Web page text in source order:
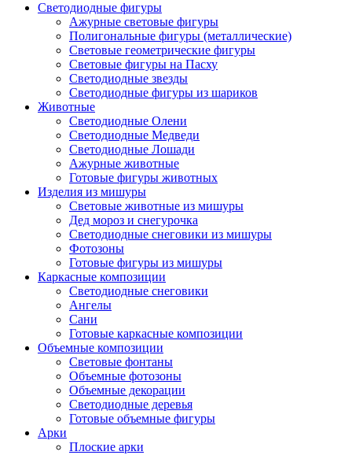
Светодиодные фигуры
Ажурные световые фигуры
Полигональные фигуры (металлические)
Световые геометрические фигуры
Световые фигуры на Пасху
Светодиодные звезды
Светодиодные фигуры из шариков
Животные
Светодиодные Олени
Светодиодные Медведи
Светодиодные Лошади
Ажурные животные
Готовые фигуры животных
Изделия из мишуры
Световые животные из мишуры
Дед мороз и снегурочка
Светодиодные снеговики из мишуры
Фотозоны
Готовые фигуры из мишуры
Каркасные композиции
Светодиодные снеговики
Ангелы
Сани
Готовые каркасные композиции
Объемные композиции
Световые фонтаны
Объемные фотозоны
Объемные декорации
Светодиодные деревья
Готовые объемные фигуры
Арки
Плоские арки